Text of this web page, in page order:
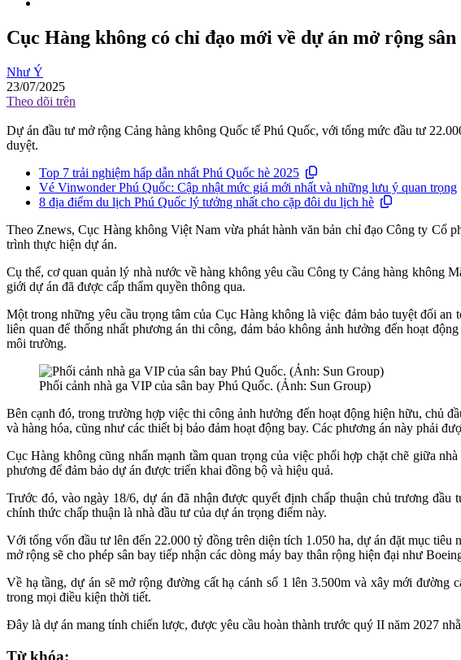
Cục Hàng không có chỉ đạo mới về dự án mở rộng
Như Ý
23/07/2025
Theo dõi trên
Dự án đầu tư mở rộng Cảng hàng không Quốc tế Phú Quốc, với tổng mức đầu tư
duyệt.
Top 7 trải nghiệm hấp dẫn nhất Phú Quốc hè 2025
Vé Vinwonder Phú Quốc: Cập nhật mức giá mới nhất và những lưu ý quan trọng
8 địa điểm du lịch Phú Quốc lý tưởng nhất cho cặp đôi du lịch hè
Theo Znews, Cục Hàng không Việt Nam vừa phát hành văn bản chỉ đạo Công ty Cổ
trình thực hiện dự án.
Cụ thể, cơ quan quản lý nhà nước về hàng không yêu cầu Công ty Cảng hàng không
giới dự án đã được cấp thẩm quyền thông qua.
Một trong những yêu cầu trọng tâm của Cục Hàng không là việc đảm bảo tuyệt đối
liên quan để thống nhất phương án thi công, đảm bảo không ảnh hưởng đến hoạt
môi trường.
Phối cảnh nhà ga VIP của sân bay Phú Quốc. (Ảnh: Sun Group)
Bên cạnh đó, trong trường hợp việc thi công ảnh hưởng đến hoạt động hiện hữu, chủ
và hàng hóa, cũng như các thiết bị bảo đảm hoạt động bay. Các phương án này phải
Cục Hàng không cũng nhấn mạnh tầm quan trọng của việc phối hợp chặt chẽ giữa
phương để đảm bảo dự án được triển khai đồng bộ và hiệu quả.
Trước đó, vào ngày 18/6, dự án đã nhận được quyết định chấp thuận chủ trương
chính thức chấp thuận là nhà đầu tư của dự án trọng điểm này.
Với tổng vốn đầu tư lên đến 22.000 tỷ đồng trên diện tích 1.050 ha, dự án đặt mục
mở rộng sẽ cho phép sân bay tiếp nhận các dòng máy bay thân rộng hiện đại như
Về hạ tầng, dự án sẽ mở rộng đường cất hạ cánh số 1 lên 3.500m và xây mới đường
trong mọi điều kiện thời tiết.
Đây là dự án mang tính chiến lược, được yêu cầu hoàn thành trước quý II năm 2027
Từ khóa: